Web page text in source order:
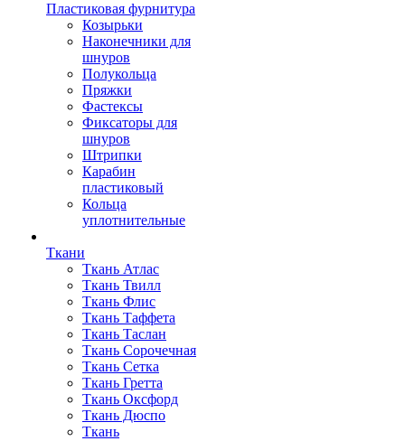
Пластиковая фурнитура
Козырьки
Наконечники для
шнуров
Полукольца
Пряжки
Фастексы
Фиксаторы для
шнуров
Штрипки
Карабин
пластиковый
Кольца
уплотнительные
Ткани
Ткань Атлас
Ткань Твилл
Ткань Флис
Ткань Таффета
Ткань Таслан
Ткань Сорочечная
Ткань Сетка
Ткань Гретта
Ткань Оксфорд
Ткань Дюспо
Ткань